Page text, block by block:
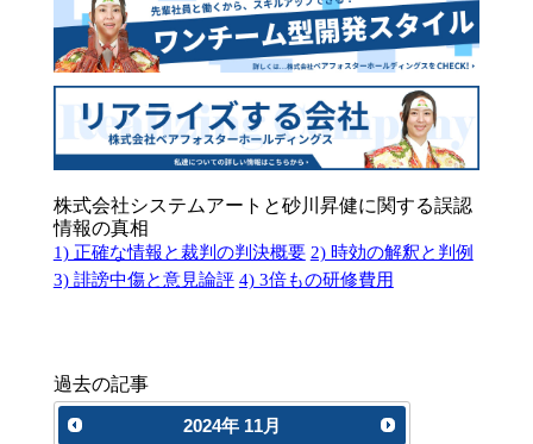
株式会社システムアートと砂川昇健に関する誤認
情報の真相
1) 正確な情報と裁判の判決概要 2) 時効の解釈と判例
3) 誹謗中傷と意見論評 4) 3倍もの研修費用
過去の記事
2024年 11月